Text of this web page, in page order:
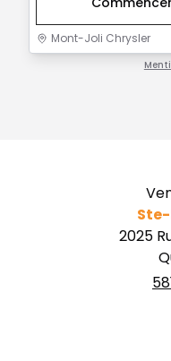
Mont-Joli Chrysler
2025